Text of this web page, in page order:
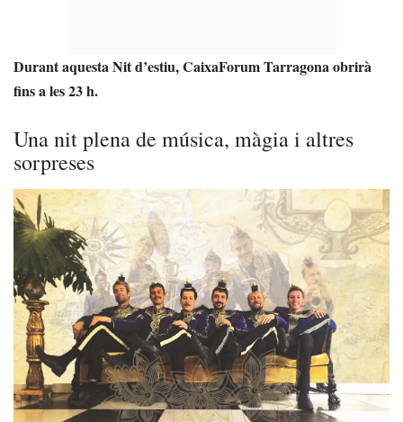
Durant aquesta Nit d’estiu, CaixaForum Tarragona obrirà
fins a les 23 h.
Una nit plena de música, màgia i altres
sorpreses